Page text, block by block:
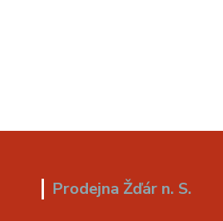
Prodejna Žďár n. S.